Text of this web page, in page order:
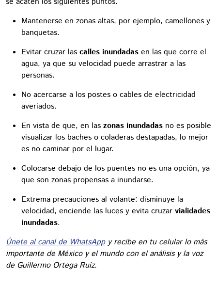
Mantenerse en zonas altas, por ejemplo, camellones y
banquetas.
Evitar cruzar las calles inundadas en las que corre el
agua, ya que su velocidad puede arrastrar a las
personas.
No acercarse a los postes o cables de electricidad
averiados.
En vista de que, en las zonas inundadas no es posible
visualizar los baches o coladeras destapadas, lo mejor
es no caminar por el lugar.
Colocarse debajo de los puentes no es una opción, ya
que son zonas propensas a inundarse.
Extrema precauciones al volante: disminuye la
velocidad, enciende las luces y evita cruzar vialidades
inundadas.
Únete al canal de WhatsAppy recibe en tu celular lo más
importante de México y el mundo con el análisis y la voz
de Guillermo Ortega Ruiz.